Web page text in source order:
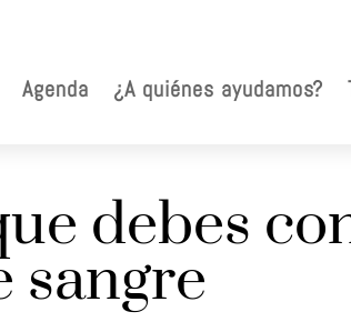
Agenda ¿A quiénes ayudamos?
debes
sangre